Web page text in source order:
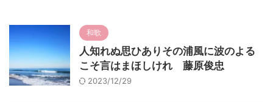
和歌
人知れぬ思ひありその浦風に波のよる
こそ言はまほしけれ 藤原俊忠
2023/12/29